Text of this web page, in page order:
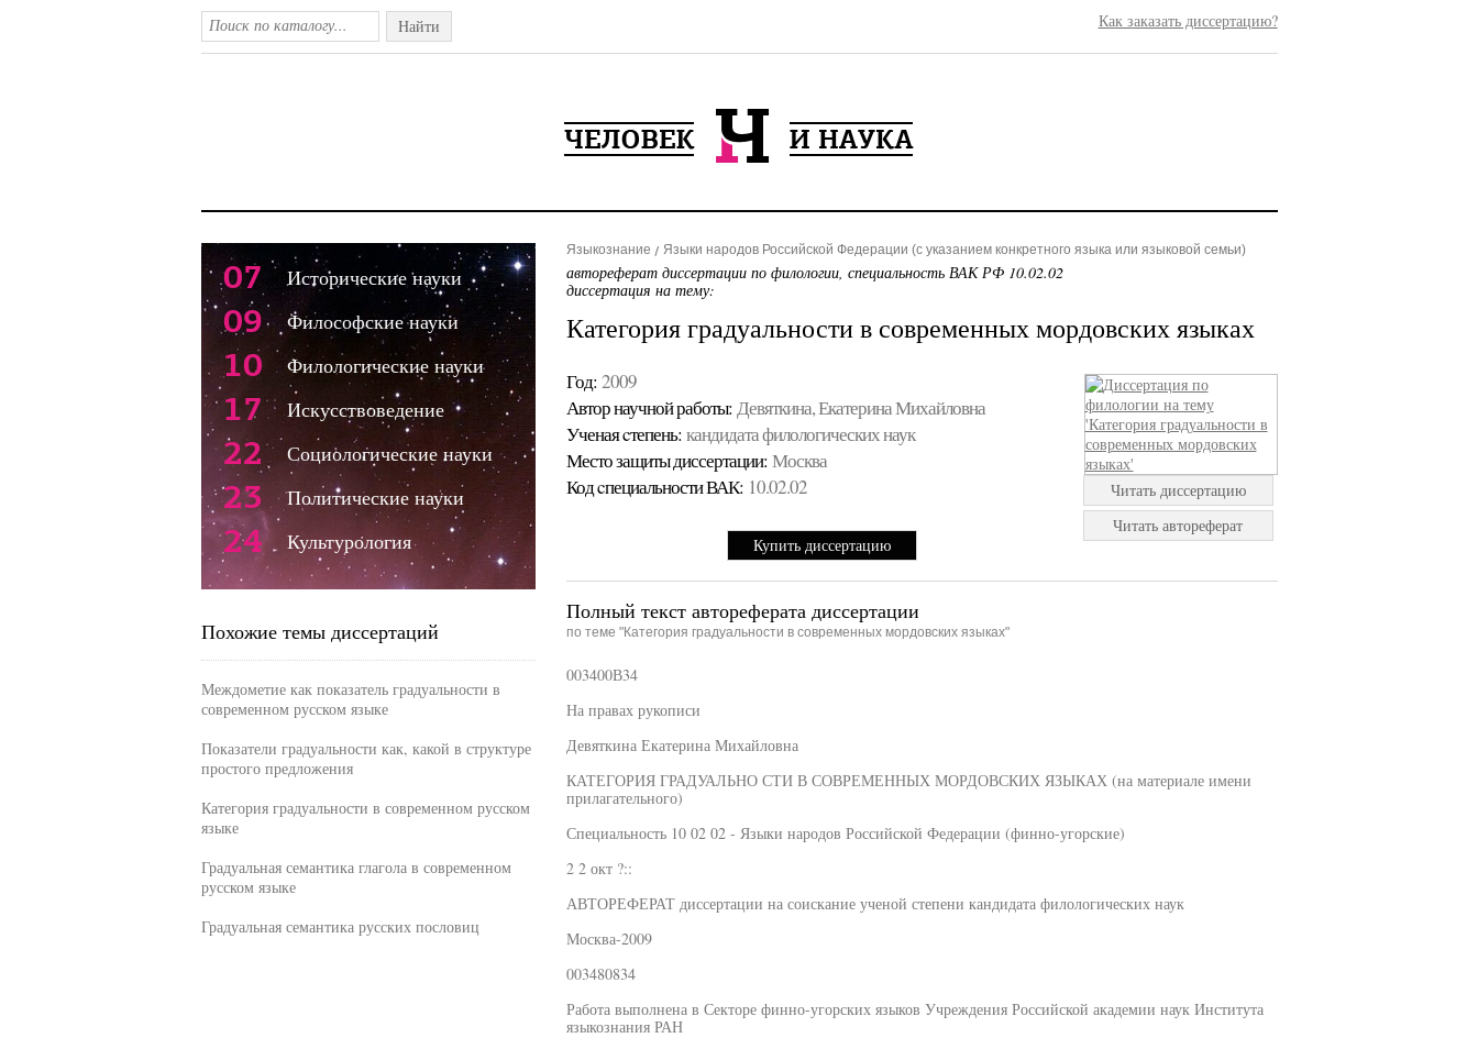
Найти Как заказать диссертацию?
Языкознание Языки народов Российской Федерации (с указанием конкретного языка или языковой семьи)
автореферат диссертации по филологии, специальность ВАК РФ 10.02.02
диссертация на тему:
Категория градуальности в современных мордовских языках
Год: 2009
Автор научной работы: Девяткина, Екатерина Михайловна
Ученая cтепень: кандидата филологических наук
Место защиты диссертации: Москва
Код cпециальности ВАК: 10.02.02
Купить диссертацию
Читать диссертацию
Читать автореферат
Полный текст автореферата диссертации
по теме "Категория градуальности в современных мордовских языках"
003400В34
На правах рукописи
Девяткина Екатерина Михайловна
КАТЕГОРИЯ ГРАДУАЛЬНО СТИ В СОВРЕМЕННЫХ МОРДОВСКИХ ЯЗЫКАХ (на материале имени
прилагательного)
Специальность 10 02 02 - Языки народов Российской Федерации (финно-угорские)
2 2 окт ?::
АВТОРЕФЕРАТ диссертации на соискание ученой степени кандидата филологических наук
Москва-2009
003480834
Работа выполнена в Секторе финно-угорских языков Учреждения Российской академии наук Института
языкознания РАН
07 Исторические науки
09 Философские науки
10 Филологические науки
17 Искусствоведение
22 Социологические науки
23 Политические науки
24 Культурология
Похожие темы диссертаций
Междометие как показатель градуальности в
современном русском языке
Показатели градуальности как, какой в структуре
простого предложения
Категория градуальности в современном русском
языке
Градуальная семантика глагола в современном
русском языке
Градуальная семантика русских пословиц